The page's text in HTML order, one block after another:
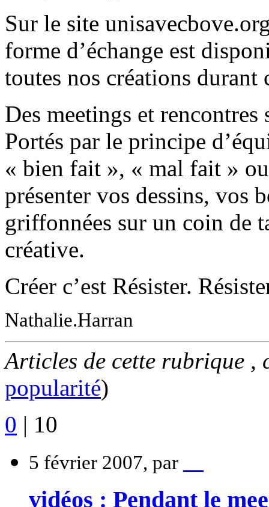
Sur le site
forme d’échange est
toutes nos créations durant
Des meetings et
Portés par le principe
« bien fait », « mal fait »
présenter vos dessins, vos
griffonnées sur un coin de
créative.
Créer c’est Résister.
Nathalie.Harran
Articles de cette rubrique ,
popularité)
0 | 10
5 février 2007, par
vidéos : Pendant le